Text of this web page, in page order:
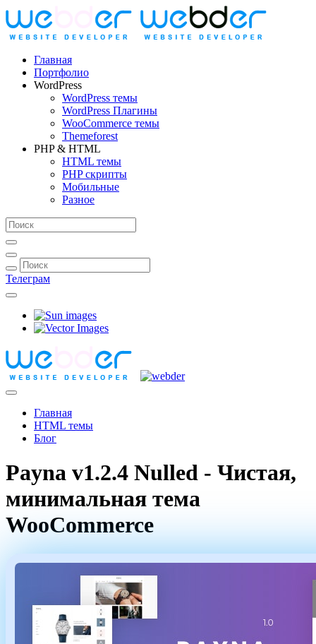
Главная
Портфолио
WordPress
WordPress темы
WordPress Плагины
WooCommerce темы
Themeforest
PHP & HTML
HTML темы
PHP скрипты
Мобильные
Разное
Телеграм
Главная
HTML темы
Блог
Payna v1.2.4 Nulled - Чистая,
минимальная тема
WooCommerce